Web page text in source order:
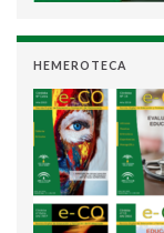
HEMEROTECA